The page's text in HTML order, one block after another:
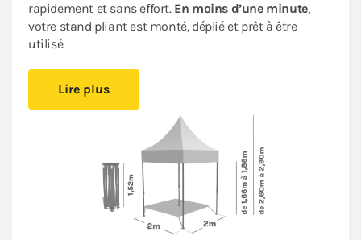
rapidement et sans effort. En moins d’une minute,
votre stand pliant est monté, déplié et prêt à être
utilisé.
320gr/m² est renforcée au niveau des angles. Elle est
complètement étanche
. L’armature en acier dotée
d’une peinture antirouille garantit sa durabilité pour
utilisation occasionnelle à régulière
Ce stand pliant estpolyvalent
tarif très
abordable pour les particuliers et les professionnels
pack de 4 bâches latéralesassorti (3 murs pleins et
Lire plus